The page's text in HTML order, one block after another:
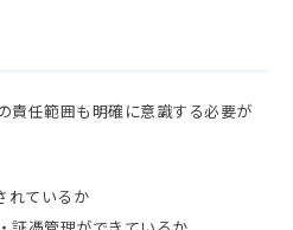
責任範囲も明確に意識する必要が
れているか